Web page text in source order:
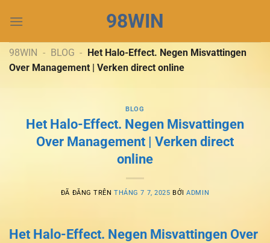
đến
dung
98WIN
98WIN - BLOG - Het Halo-Effect. Negen Misvattingen
Over Management | Verken direct online
BLOG
Het Halo-Effect. Negen Misvattingen
Over Management | Verken direct
online
ĐÃ ĐĂNG TRÊNTHÁNG 7 7, 2025 BỞIADMIN
Het Halo-Effect. Negen Misvattingen Over